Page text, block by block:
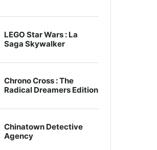
LEGO Star Wars : La
Saga Skywalker
Chrono Cross : The
Radical Dreamers Edition
Chinatown Detective
Agency